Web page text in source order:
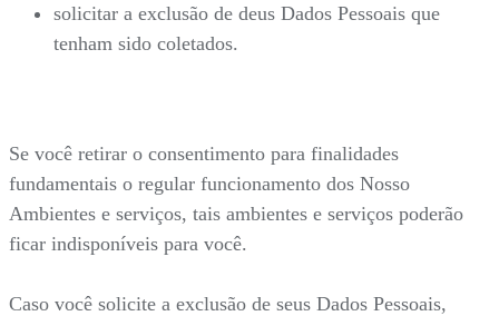
solicitar a exclusão de deus Dados Pessoais que
tenham sido coletados.
Se você retirar o consentimento para finalidades
fundamentais o regular funcionamento dos Nosso
Ambientes e serviços, tais ambientes e serviços poderão
ficar indisponíveis para você.
Caso você solicite a exclusão de seus Dados Pessoais,